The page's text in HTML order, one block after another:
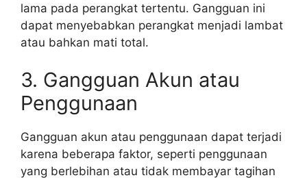
lama pada perangkat tertentu. Gangguan ini
dapat menyebabkan perangkat menjadi lambat
atau bahkan mati total.
3. Gangguan Akun atau
Penggunaan
Gangguan akun atau penggunaan dapat terjadi
karena beberapa faktor, seperti penggunaan
yang berlebihan atau tidak membayar tagihan